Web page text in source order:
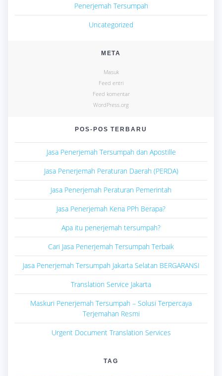
Penerjemah Tersumpah
Uncategorized
META
Masuk
Feed entri
Feed komentar
WordPress.org
POS-POS TERBARU
Jasa Penerjemah Tersumpah dan Apostille
Jasa Penerjemah Peraturan Daerah (PERDA)
Jasa Penerjemah Peraturan Pemerintah
Jasa Penerjemah Kena PPh Berapa?
Apa itu penerjemah tersumpah?
Cari Jasa Penerjemah Tersumpah Terbaik
Jasa Penerjemah Tersumpah Jakarta Selatan BERGARANSI
Translation Service Jakarta
Maskuri Penerjemah Tersumpah – Solusi Terpercaya
Terjemahan Resmi
Urgent Document Translation Services
TAG